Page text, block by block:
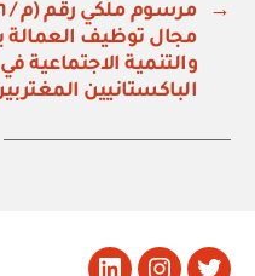
→
مجال توظيف العمالة
والتنمية الاجتماعية
الباكستانيين